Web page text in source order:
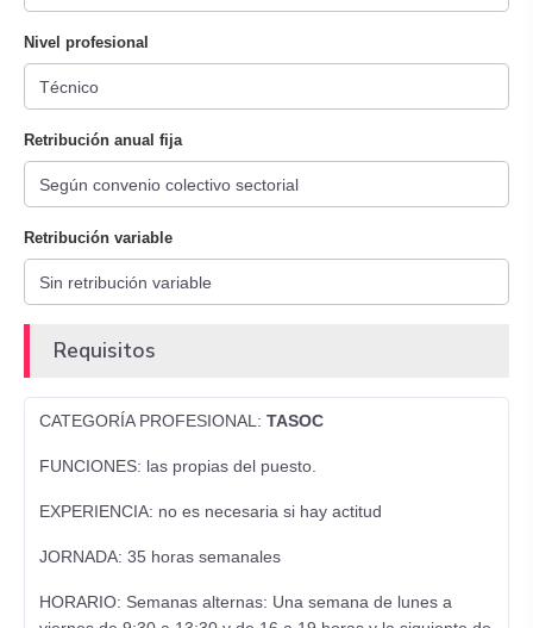
Nivel profesional
Retribución anual fija
Retribución variable
Requisitos
CATEGORÍA PROFESIONAL: TASOC
FUNCIONES: las propias del puesto.
EXPERIENCIA: no es necesaria si hay actitud
JORNADA: 35 horas semanales
HORARIO: Semanas alternas: Una semana de lunes a